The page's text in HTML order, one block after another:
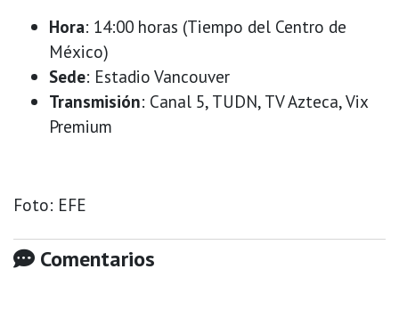
Hora: 14:00 horas (Tiempo del Centro de
México)
Sede: Estadio Vancouver
Transmisión: Canal 5, TUDN, TV Azteca, Vix
Premium
Foto: EFE
Comentarios